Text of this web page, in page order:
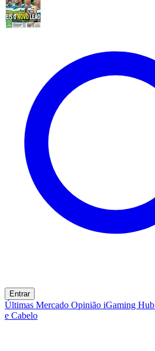
Entrar
Últimas Mercado Opinião iGaming Hub
e Cabelo